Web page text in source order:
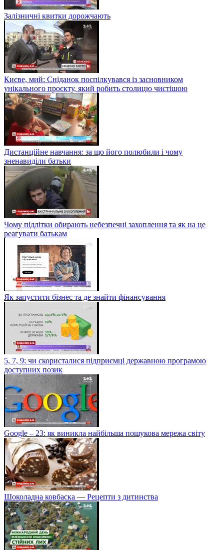
Залізничні квитки дорожчають
Києве, мий: Сніданок поспілкувався із засновником
унікального проєкту, який робить столицю чистішою
Дистанційне навчання: за що його полюбили і чому
зненавиділи батьки
Чому підлітки обирають небезпечні захоплення та як на це
реагувати батькам
Як запустити бізнес та де знайти фінансування
5, 7, 9: чи скористалися підприємці державною програмою
доступних позик
Google – 23: як виникла найбільша пошукова мережа світу
Шоколадна ковбаска — Рецепти з дитинства